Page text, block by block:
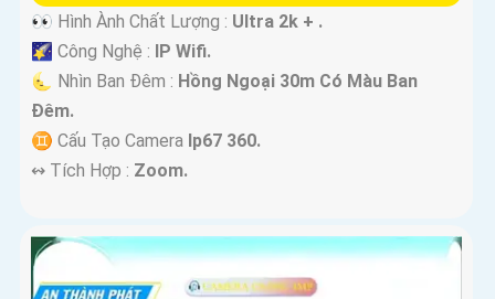
👀 Hình Ành Chất Lượng : Ultra 2k + .
🌠 Công Nghệ : IP Wifi.
🌜 Nhìn Ban Đêm : Hồng Ngoại 30m Có Màu Ban
Ðêm.
♊ Cấu Tạo Camera Ip67 360.
️↭ Tích Hợp : Zoom.